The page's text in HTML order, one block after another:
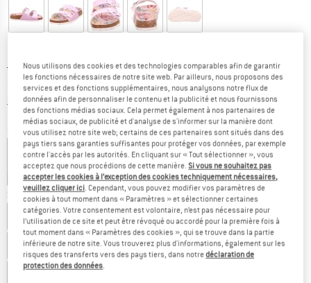
Prix initial :
34,95€
Prix:
à partir de23,77€ TVA incl.
hors Frais de livraisonInformations sur les frais de livraison. Ouvre une
Couleur:Schwarz / Orange
-32 % -32 % -32 %
Sélectionner taille:
EU24 EU25 EU26 EU27 EU28
EU29 EU30 EU31 EU32 EU33
EU
Nous utilisons des cookies et des technologies comparables afin de garantir
les fonctions nécessaires de notre site web. Par ailleurs, nous proposons des
services et des fonctions supplémentaires, nous analysons notre flux de
données afin de personnaliser le contenu et la publicité et nous fournissons
des fonctions médias sociaux. Cela permet également à nos partenaires de
médias sociaux, de publicité et d'analyse de s'informer sur la manière dont
vous utilisez notre site web; certains de ces partenaires sont situés dans des
pays tiers sans garanties suffisantes pour protéger vos données, par exemple
contre l'accès par les autorités. En cliquant sur « Tout sélectionner », vous
acceptez que nous procédions de cette manière.Si vous ne souhaitez pas
accepter les cookies à l’exception des cookies techniquement nécessaires,
veuillez cliquer ici. Cependant, vous pouvez modifier vos paramètres de
cookies à tout moment dans « Paramètres » et sélectionner certaines
catégories. Votre consentement est volontaire, n’est pas nécessaire pour
l’utilisation de ce site et peut être révoqué ou accordé pour la première fois à
tout moment dans « Paramètres des cookies », qui se trouve dans la partie
inférieure de notre site. Vous trouverez plus d'informations, également sur les
risques des transferts vers des pays tiers, dans notredéclaration de
protection des données.